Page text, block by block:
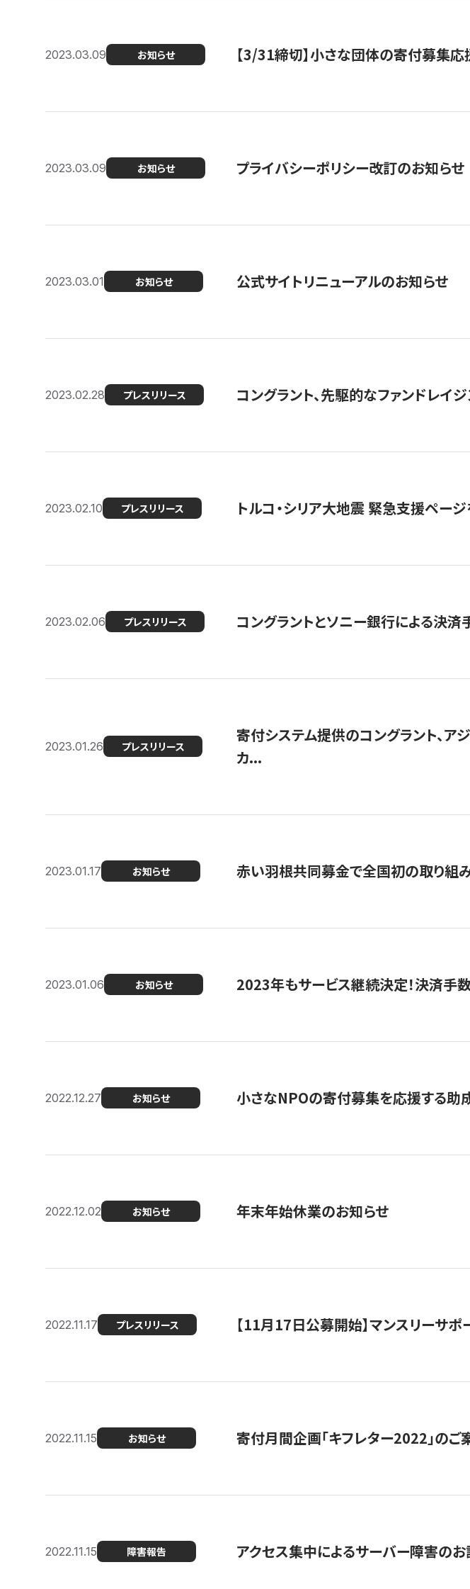
2023.03.09 お知らせ 【3/31締切】小さな団体の寄付募集
2023.03.09 お知らせ プライバシーポリシー改訂のお知らせ
2023.03.01 お知らせ 公式サイトリニューアルのお知らせ
2023.02.28 プレスリリース コングラント、先駆的なファンドレイ
2023.02.10 プレスリリース トルコ・シリア大地震 緊急支援ペー
2023.02.06 プレスリリース コングラントとソニー銀行による決
2023.01.26 プレスリリース
寄付システム提供のコングラント、
カ...
2023.01.17 お知らせ 赤い羽根共同募金で全国初の取り組み
2023.01.06 お知らせ 2023年もサービス継続決定！決済手
2022.12.27 お知らせ 小さなNPOの寄付募集を応援する助
2022.12.02 お知らせ 年末年始休業のお知らせ
2022.11.17 プレスリリース 【11月17日公募開始】マンスリーサ
2022.11.15 お知らせ 寄付月間企画「キフレター2022」のご
2022.11.15 障害報告 アクセス集中によるサーバー障害のお